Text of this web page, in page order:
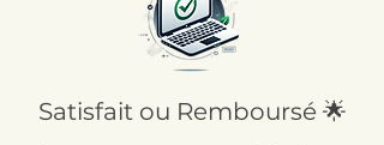
Satisfait ou Remboursé 🌟